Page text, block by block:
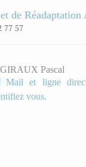
de Réadaptation
77 57
Pascal
Mail et ligne
vous.